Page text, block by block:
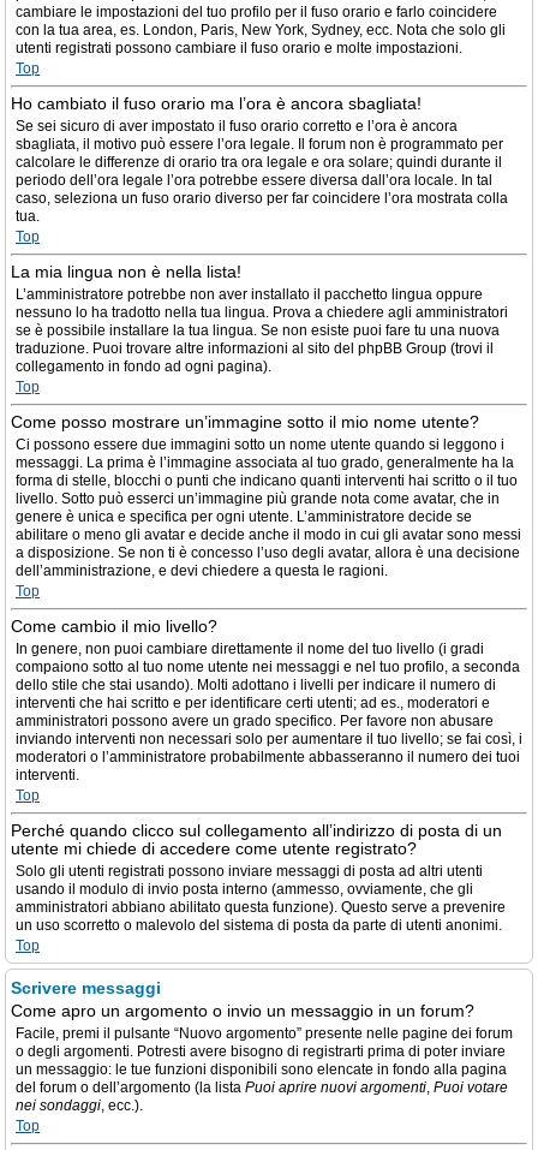
cambiare le impostazioni del tuo profilo per il fuso orario e farlo coincidere
con la tua area, es. London, Paris, New York, Sydney, ecc. Nota che solo gli
utenti registrati possono cambiare il fuso orario e molte impostazioni.
Top
Ho cambiato il fuso orario ma l’ora è ancora sbagliata!
Se sei sicuro di aver impostato il fuso orario corretto e l’ora è ancora
sbagliata, il motivo può essere l’ora legale. Il forum non è programmato per
calcolare le differenze di orario tra ora legale e ora solare; quindi durante il
periodo dell’ora legale l’ora potrebbe essere diversa dall’ora locale. In tal
caso, seleziona un fuso orario diverso per far coincidere l’ora mostrata colla
tua.
Top
La mia lingua non è nella lista!
L’amministratore potrebbe non aver installato il pacchetto lingua oppure
nessuno lo ha tradotto nella tua lingua. Prova a chiedere agli amministratori
se è possibile installare la tua lingua. Se non esiste puoi fare tu una nuova
traduzione. Puoi trovare altre informazioni al sito del phpBB Group (trovi il
collegamento in fondo ad ogni pagina).
Top
Come posso mostrare un’immagine sotto il mio nome utente?
Ci possono essere due immagini sotto un nome utente quando si leggono i
messaggi. La prima è l’immagine associata al tuo grado, generalmente ha la
forma di stelle, blocchi o punti che indicano quanti interventi hai scritto o il tuo
livello. Sotto può esserci un’immagine più grande nota come avatar, che in
genere è unica e specifica per ogni utente. L’amministratore decide se
abilitare o meno gli avatar e decide anche il modo in cui gli avatar sono messi
a disposizione. Se non ti è concesso l’uso degli avatar, allora è una decisione
dell’amministrazione, e devi chiedere a questa le ragioni.
Top
Come cambio il mio livello?
In genere, non puoi cambiare direttamente il nome del tuo livello (i gradi
compaiono sotto al tuo nome utente nei messaggi e nel tuo profilo, a seconda
dello stile che stai usando). Molti adottano i livelli per indicare il numero di
interventi che hai scritto e per identificare certi utenti; ad es., moderatori e
amministratori possono avere un grado specifico. Per favore non abusare
inviando interventi non necessari solo per aumentare il tuo livello; se fai così, i
moderatori o l’amministratore probabilmente abbasseranno il numero dei tuoi
interventi.
Top
Perché quando clicco sul collegamento all’indirizzo di posta di un
utente mi chiede di accedere come utente registrato?
Solo gli utenti registrati possono inviare messaggi di posta ad altri utenti
usando il modulo di invio posta interno (ammesso, ovviamente, che gli
amministratori abbiano abilitato questa funzione). Questo serve a prevenire
un uso scorretto o malevolo del sistema di posta da parte di utenti anonimi.
Top
Scrivere messaggi
Come apro un argomento o invio un messaggio in un forum?
Facile, premi il pulsante “Nuovo argomento” presente nelle pagine dei forum
o degli argomenti. Potresti avere bisogno di registrarti prima di poter inviare
un messaggio: le tue funzioni disponibili sono elencate in fondo alla pagina
del forum o dell’argomento (la lista Puoi aprire nuovi argomenti, Puoi votare
nei sondaggi, ecc.).
Top